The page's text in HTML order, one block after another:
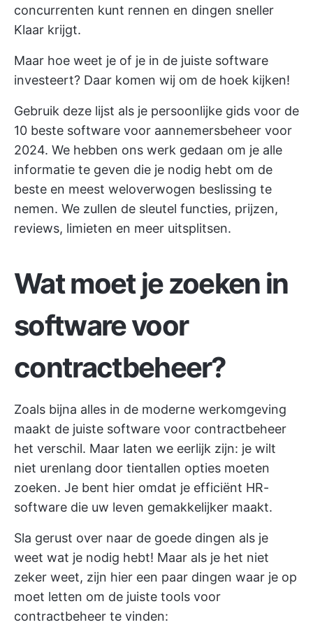
concurrenten kunt rennen en dingen sneller
Klaar krijgt.
Maar hoe weet je of je in de juiste software
investeert? Daar komen wij om de hoek kijken!
Gebruik deze lijst als je persoonlijke gids voor de
10 beste software voor aannemersbeheer voor
2024. We hebben ons werk gedaan om je alle
informatie te geven die je nodig hebt om de
beste en meest weloverwogen beslissing te
nemen. We zullen de sleutel functies, prijzen,
reviews, limieten en meer uitsplitsen.
Wat moet je zoeken in
software voor
contractbeheer?
Zoals bijna alles in de moderne werkomgeving
maakt de juiste software voor contractbeheer
het verschil. Maar laten we eerlijk zijn: je wilt
niet urenlang door tientallen opties moeten
zoeken. Je bent hier omdat je efficiënt HR-
software die uw leven gemakkelijker maakt.
Sla gerust over naar de goede dingen als je
weet wat je nodig hebt! Maar als je het niet
zeker weet, zijn hier een paar dingen waar je op
moet letten om de juiste tools voor
contractbeheer te vinden: